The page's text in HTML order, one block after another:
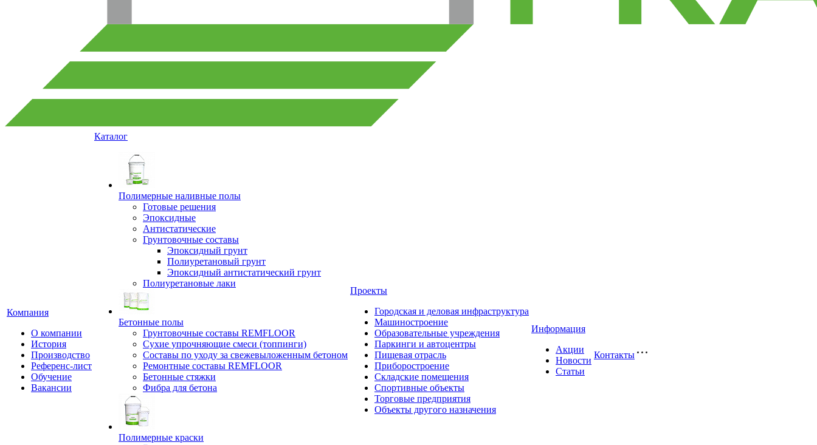
Компания
О компании
История
Производство
Референс-лист
Обучение
Вакансии
Каталог
Полимерные наливные полы
Готовые решения
Эпоксидные
Антистатические
Грунтовочные составы
Эпоксидный грунт
Полиуретановый грунт
Эпоксидный антистатический грунт
Полиуретановые лаки
Бетонные полы
Грунтовочные составы REMFLOOR
Сухие упрочняющие смеси (топпинги)
Составы по уходу за свежевыложенным бетоном
Ремонтные составы REMFLOOR
Бетонные стяжки
Фибра для бетона
Полимерные краски
Проекты
Городская и деловая инфраструктура
Машиностроение
Образовательные учреждения
Паркинги и автоцентры
Пищевая отрасль
Приборостроение
Складские помещения
Спортивные объекты
Торговые предприятия
Объекты другого назначения
Информация
Акции
Новости
Статьи
Контакты